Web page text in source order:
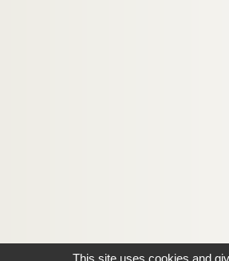
This site uses cookies and